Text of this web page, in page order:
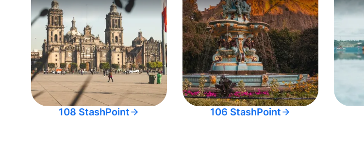
108 StashPoint 106 StashPoint